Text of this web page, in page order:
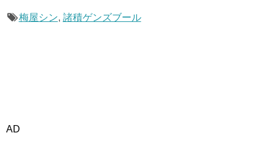
梅屋シン, 諸積ゲンズブール
AD